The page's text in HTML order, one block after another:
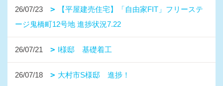
26/07/23
【平屋建売住宅】「自由家FIT」フリーステ
ージ鬼橋町12号地 進捗状況7.22
26/07/21 I様邸 基礎着工
26/07/18 大村市S様邸 進捗！